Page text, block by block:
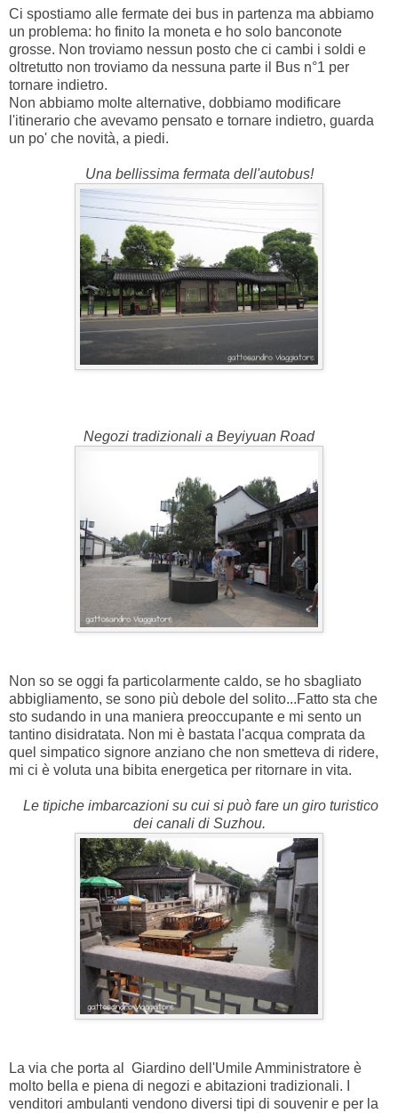
Ci spostiamo alle fermate dei bus in partenza ma abbiamo
un problema: ho finito la moneta e ho solo banconote
grosse. Non troviamo nessun posto che ci cambi i soldi e
oltretutto non troviamo da nessuna parte il Bus n°1 per
tornare indietro.
Non abbiamo molte alternative, dobbiamo modificare
l'itinerario che avevamo pensato e tornare indietro, guarda
un po' che novità, a piedi.
Una bellissima fermata dell'autobus!
Negozi tradizionali a Beyiyuan Road
Non so se oggi fa particolarmente caldo, se ho sbagliato
abbigliamento, se sono più debole del solito...Fatto sta che
sto sudando in una maniera preoccupante e mi sento un
tantino disidratata. Non mi è bastata l'acqua comprata da
quel simpatico signore anziano che non smetteva di ridere,
mi ci è voluta una bibita energetica per ritornare in vita.
Le tipiche imbarcazioni su cui si può fare un giro turistico
dei canali di Suzhou.
La via che porta al Giardino dell'Umile Amministratore è
molto bella e piena di negozi e abitazioni tradizionali. I
venditori ambulanti vendono diversi tipi di souvenir e per la